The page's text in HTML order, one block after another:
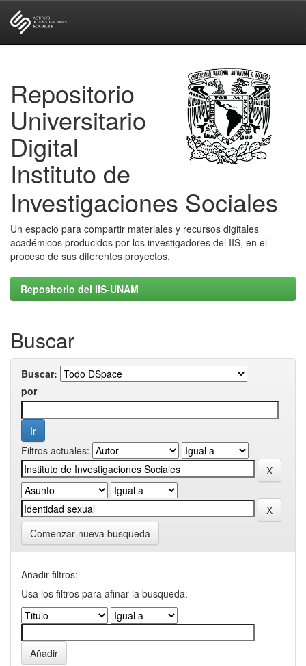
Repositorio
Universitario
Digital
Instituto de
Investigaciones Sociales
Un espacio para compartir materiales y recursos digitales
académicos producidos por los investigadores del IIS, en el
proceso de sus diferentes proyectos.
Repositorio del IIS-UNAM
Buscar
Buscar:
por
Filtros actuales:
Comenzar nueva busqueda
Añadir filtros:
Usa los filtros para afinar la busqueda.